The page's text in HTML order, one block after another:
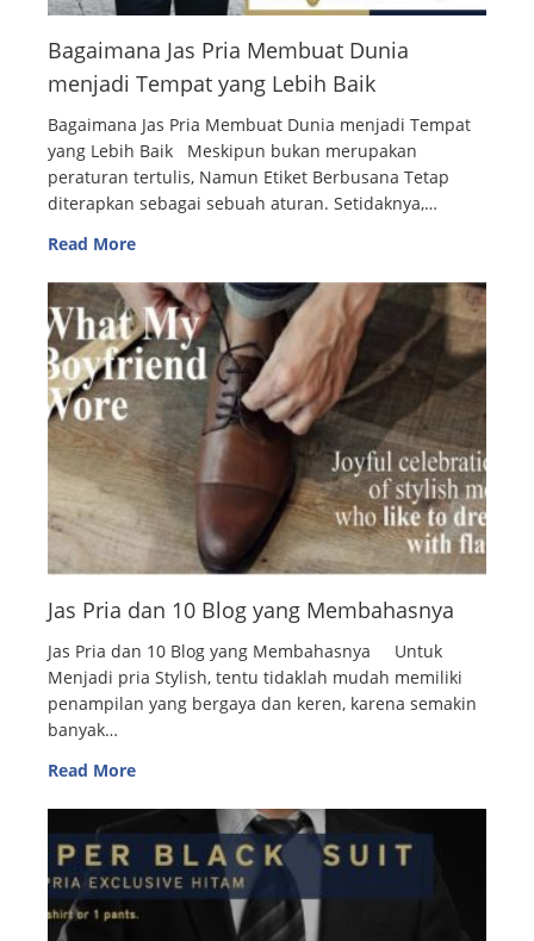
Bagaimana Jas Pria Membuat Dunia
menjadi Tempat yang Lebih Baik
Bagaimana Jas Pria Membuat Dunia menjadi Tempat
yang Lebih Baik Meskipun bukan merupakan
peraturan tertulis, Namun Etiket Berbusana Tetap
diterapkan sebagai sebuah aturan. Setidaknya,…
Read More
Jas Pria dan 10 Blog yang Membahasnya
Jas Pria dan 10 Blog yang Membahasnya Untuk
Menjadi pria Stylish, tentu tidaklah mudah memiliki
penampilan yang bergaya dan keren, karena semakin
banyak…
Read More